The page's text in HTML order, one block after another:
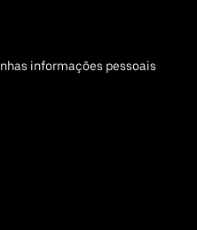
informações pessoais